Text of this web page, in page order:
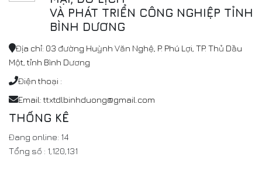
VÀ PHÁT TRIỂN CÔNG NGHIỆP TỈNH
BÌNH DƯƠNG
Địa chỉ: 03 đường Huỳnh Văn Nghệ, P. Phú Lợi, TP. Thủ Dầu
Một, tỉnh Bình Dương
Điện thoại :
Email: ttxtdlbinhduong@gmail.com
THỐNG KÊ
Đang online: 14
Tổng số : 1,120,131